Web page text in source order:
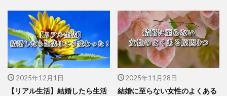
2025年12月1日
【リアル生活】結婚したら生活
2025年11月28日
結婚に至らない女性のよくある